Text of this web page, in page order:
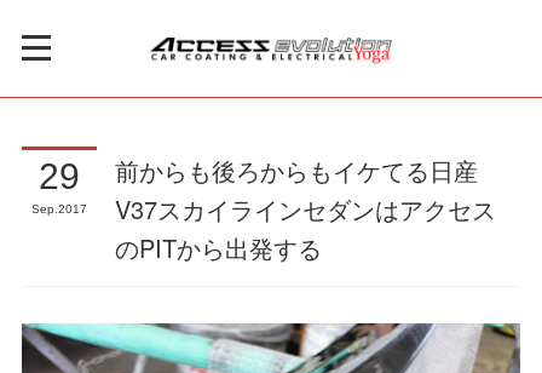
29
Sep 2017
前からも後ろからもイケてる日産
V37スカイラインセダンはアクセス
のPITから出発する